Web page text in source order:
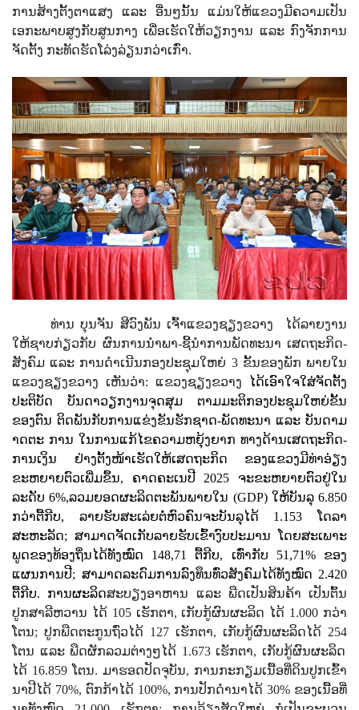
ການສ້າງຕັ້ງຕາແສງ ແລະ ອື່ນໆນັ້ນ ແມ່ນໃຫ້ແຂວງມີຄວາມເປັນ
ເອກະພາບສູງກັບສູນກາງ ເພື່ອເຮັດໃຫ້ວຽກງານ ແລະ ກົງຈັກການ
ຈັດຕັ້ງ ກະທັດຮັດໂລ່ງລ່ຽນກວ່າເກົ່າ.
ທ່ານ ບຸນຈັນ ສີວົງພັນ ເຈົ້າແຂວງຊຽງຂວາງ
ໄດ້ລາຍງານ
ໃຫ້ຊາບກ່ຽວກັບ ຜົນການນຳພາ-ຊີ້ນຳການພັດທະນາ ເສດຖະກິດ-
ສັງຄົມ ແລະ ການດຳເນີນກອງປະຊຸມໃຫຍ່ 3ຂັ້ນຂອງພັກ ພາຍໃນ
ແຂວງຊຽງຂວາງ ເຫັນວ່າ: ແຂວງຊຽງ​ຂວາງ
ໄດ້ເອົາໃຈໃສ່ຈັດຕັ້ງ
ປະຕິບັດ ບັນດາວຽກງານຈຸດສຸມ ຕາມມະຕິກອງປະຊຸມໃຫຍ່ຂັ້ນ
ຂອງຕົນ ຕິດພັນກັບການແຂ່ງຂັນຮັກຊາດ-ພັດທະນາ ແລະ ບັນດາມ
າດຕະ ການ ໃນການແກ້ໄຂຄວາມຫຍຸ້ງຍາກ ທາງດ້ານເສດຖະກິດ-
ການເງິນ ຢ່າງຕັ້ງໜ້າເຮັດໃຫ້ເສດຖະກິດ ຂອງແຂວງມີທ່າອ່ຽງ
ຂະຫຍາຍຕົວເພີ່ມຂຶ້ນ, ຄາດຄະເນປີ 2025 ຈະຂະຫຍາຍຕົວຢູ່ໃນ
ລະດັບ 6%,ລວມຍອດຜະລິດຕະພັນພາຍໃນ (GDP) ໃຫ້ບັນລຸ 6.850
ກວ່າຕື້ກີບ, ລາຍຮັບສະເລ່ຍຕໍ່ຫົວຄົນຈະບັນລຸໄດ້ 1.153 ໂດລາ
ສະຫະລັດ; ສາມາດຈັດເກັບລາຍຮັບເຂົ້າງົບປະມານ ໂດຍສະເພາະ
ພູດຂອງທ້ອງຖິ່ນໄດ້ທັງໝົດ 148,71 ຕື້ກີບ, ເທົ່າກັບ 51,71% ຂອງ
ແຜນການປີ; ສາມາດລະດົມການລົງທຶນທົ່ວສັງຄົມໄດ້ທັງໝົດ 2.420
ຕື້ກີບ. ການຜະລິດສະບຽງອາຫານ ແລະ ພືດເປັນສິນຄ້າ ເປັນຕົ້ນ
ປູກສາລີຫວານ ໄດ້ 105ເຮັກຕາ, ເກັບກູ້ຜົນຜະລິດ ໄດ້ 1 .000 ກວ່າ
ໂຕນ; ປູກພືດຕະກູນຖົ່ວໄດ້ 127 ເຮັກຕາ, ເກັບກູ້ຜົນຜະລິດໄດ້ 254
ໂຕນ ແລະ ພືດຜັກລວມຕ່າງໆໄດ້ 1 .673ເຮັກຕາ, ເກັບກູ້ຜົນຜະລິດ
ໄດ້ 16.859 ໂຕນ. ມາຮອດປັດຈຸບັນ, ການກະກຽມເນື້ອທີ່ດິນປູກເຂົ້າ
ນາປີໄດ້ 70%, ຕົກກ້າໄດ້ 100%, ການປັກດຳນາໄດ້30% ຂອງເນື້ອທີ່